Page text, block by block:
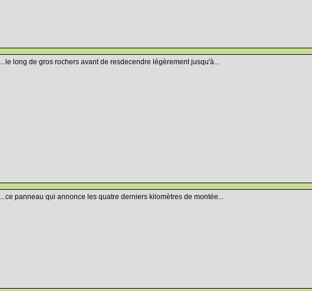
...le long de gros rochers avant de resdecendre légèrement jusqu'à...
...ce panneau qui annonce les quatre derniers kilomètres de montée...